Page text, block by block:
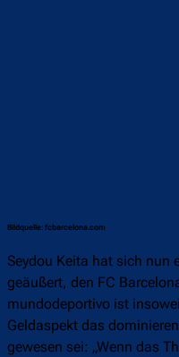
Bildquelle: fcbarcelona.com
Seydou Keita hat sich nun
geäußert, den FC
mundodeportivo ist
Geldaspekt das
gewesen sei: „Wenn das